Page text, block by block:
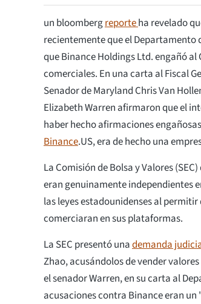
un bloombergreporteha revelado
recientemente que el Departamento
que Binance Holdings Ltd. engañó
comerciales. En una carta al Fiscal
Senador de Maryland Chris Van
Elizabeth Warren afirmaron que el
haber hecho afirmaciones
Binance.US, era de hecho una
La Comisión de Bolsa y Valores
eran genuinamente independientes
las leyes estadounidenses al
comerciaran en sus plataformas.
La SEC presentó unademanda
Zhao, acusándolos de vender
el senador Warren, en su carta al
acusaciones contra Binance eran